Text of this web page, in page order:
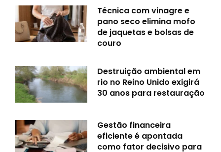
Técnica com vinagre e
pano seco elimina mofo
de jaquetas e bolsas de
couro
Destruição ambiental em
rio no Reino Unido exigirá
30 anos para restauração
Gestão financeira
eficiente é apontada
como fator decisivo para